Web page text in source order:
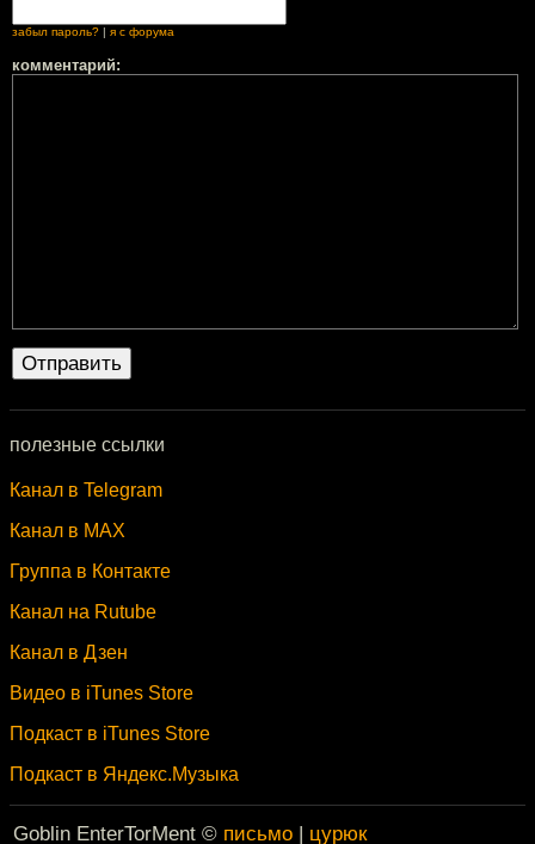
забыл пароль? я с форума
комментарий:
полезные ссылки
Канал в Telegram
Канал в MAX
Группа в Контакте
Канал на Rutube
Канал в Дзен
Видео в iTunes Store
Подкаст в iTunes Store
Подкаст в Яндекс.Музыка
Goblin EnterTorMent © письмо | цурюк